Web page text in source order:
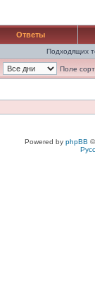
Ответы
Подходящих
Поле
Powered by phpBB